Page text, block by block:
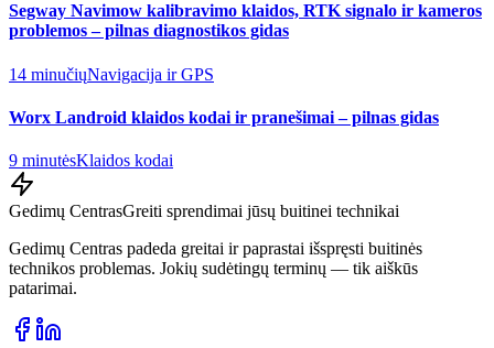
Segway Navimow kalibravimo klaidos, RTK signalo ir kameros
problemos – pilnas diagnostikos gidas
14 minučiųNavigacija ir GPS
Worx Landroid klaidos kodai ir pranešimai – pilnas gidas
9 minutėsKlaidos kodai
Gedimų CentrasGreiti sprendimai jūsų buitinei technikai
Gedimų Centras padeda greitai ir paprastai išspręsti buitinės
technikos problemas. Jokių sudėtingų terminų — tik aiškūs
patarimai.